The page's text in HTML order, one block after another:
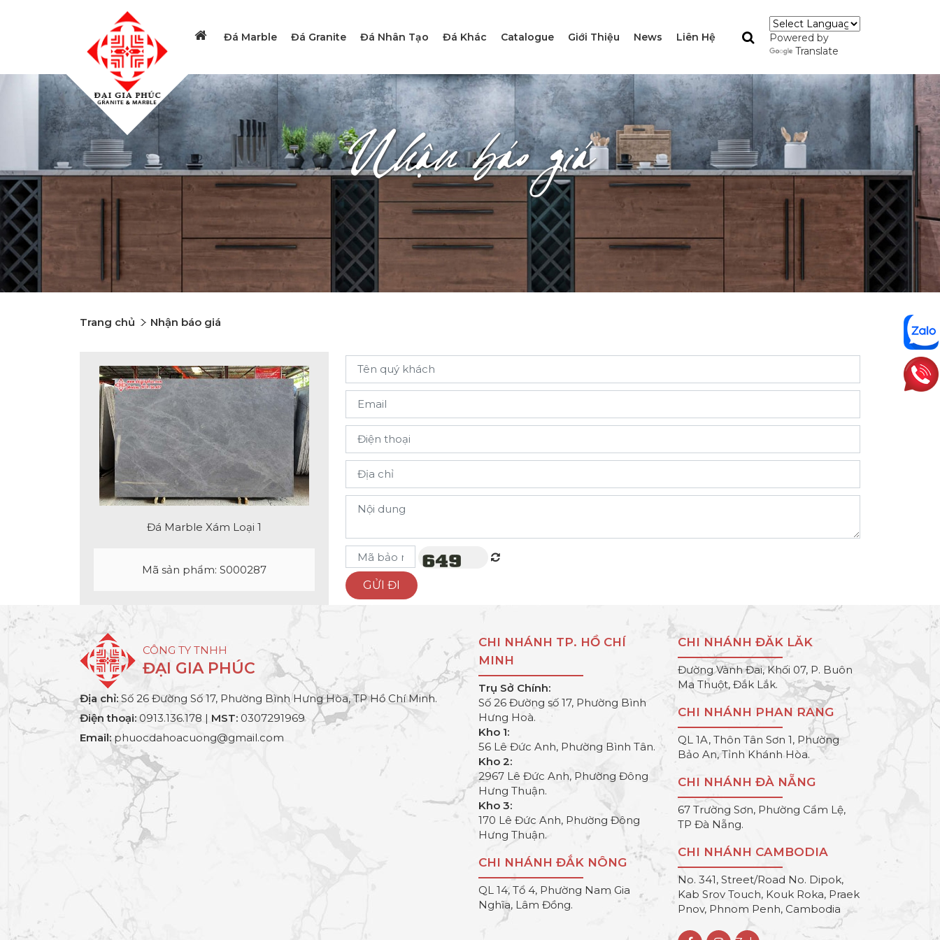
Đá Marble Đá Granite Đá Nhân Tạo Đá Khác Catalogue Giới Thiệu News Liên Hệ
Powered by
Translate
Nhận báo giá
Trang chủ Nhận báo giá
Đá Marble Xám Loại 1
Mã sản phẩm: S000287
CÔNG TY TNHH
ĐẠI GIA PHÚC
Địa chỉ: Số 26 Đường Số 17, Phường Bình Hưng Hòa, TP Hồ Chí Minh.
Điện thoại: 0913.136.178 | MST: 0307291969
Email:phuocdahoacuong@gmail.com
CHI NHÁNH TP. HỒ CHÍ
MINH
Trụ Sở Chính:
Số 26 Đường số 17, Phường Bình
Hưng Hoà.
Kho 1:
56 Lê Đức Anh, Phường Bình Tân.
Kho 2:
2967 Lê Đức Anh, Phường Đông
Hưng Thuận.
Kho 3:
170 Lê Đức Anh, Phường Đông
Hưng Thuận.
CHI NHÁNH ĐẮK NÔNG
QL 14, Tổ 4, Phường Nam Gia
Nghĩa, Lâm Đồng.
CHI NHÁNH ĐĂK LĂK
Đường Vành Đai, Khối 07, P. Buôn
Ma Thuột, Đắk Lắk.
CHI NHÁNH PHAN RANG
QL 1A, Thôn Tân Sơn 1, Phường
Bảo An, Tỉnh Khánh Hòa.
CHI NHÁNH ĐÀ NẴNG
67 Trường Sơn, Phường Cẩm Lệ,
TP Đà Nẵng.
CHI NHÁNH CAMBODIA
No. 341, Street/Road No. Dipok,
Kab Srov Touch, Kouk Roka, Praek
Pnov, Phnom Penh, Cambodia